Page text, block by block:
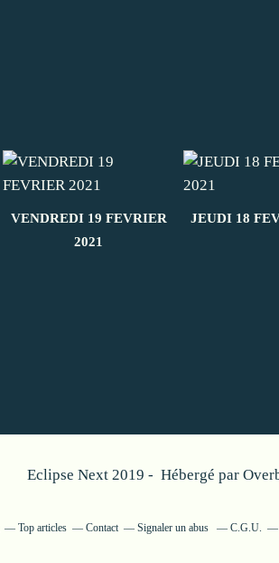
VENDREDI 19 FEVRIER
2021
JEUDI 18
Eclipse Next 2019 - Hébergé par
Top articles Contact Signaler un abus C.G.U.